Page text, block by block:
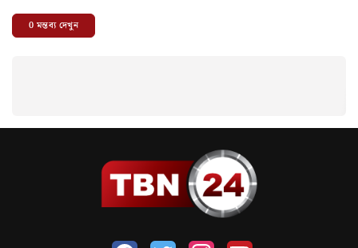
0মন্তব্য দেখুন